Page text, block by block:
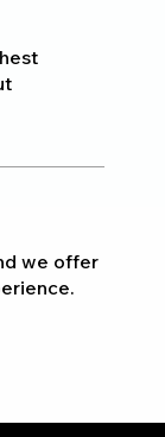
we offer